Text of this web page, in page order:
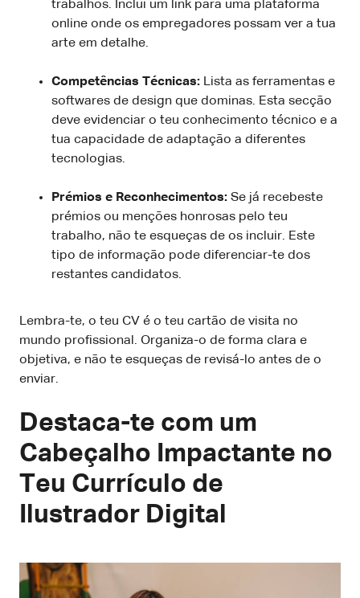
trabalhos. Inclui um link para uma plataforma
online onde os empregadores possam ver a tua
arte em detalhe.
Competências Técnicas: Lista as ferramentas e
softwares de design que dominas. Esta secção
deve evidenciar o teu conhecimento técnico e a
tua capacidade de adaptação a diferentes
tecnologias.
Prémios e Reconhecimentos: Se já recebeste
prémios ou menções honrosas pelo teu
trabalho, não te esqueças de os incluir. Este
tipo de informação pode diferenciar-te dos
restantes candidatos.
Lembra-te, o teu CV é o teu cartão de visita no
mundo profissional. Organiza-o de forma clara e
objetiva, e não te esqueças de revisá-lo antes de o
enviar.
Destaca-te com um
Cabeçalho Impactante no
Teu Currículo de
Ilustrador Digital